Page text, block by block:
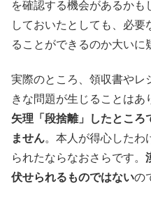
を確認する機会があるかも
しておいたとしても、必要
ることができるのか大いに
実際のところ、領収書やレ
きな問題が生じることはあ
矢理「段捨離」したところ
ません。本人が得心したわ
られたならなおさらです。
伏せられるものではないの